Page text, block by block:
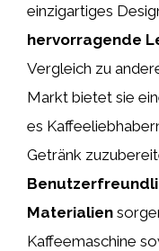
einzigartiges
hervorragende
Vergleich zu
Markt bietet sie
es
Getränk
Materialien
Kaffeemaschine